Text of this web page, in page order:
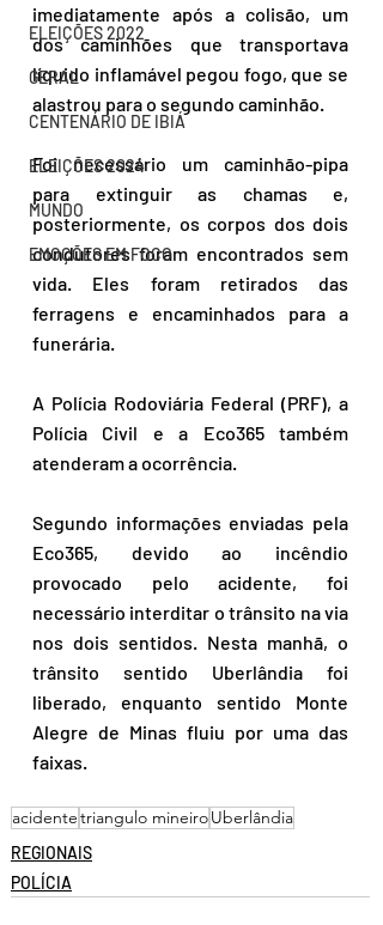
ELEIÇÕES 2022
GERAL
CENTENÁRIO DE IBIÁ
ELEIÇÕES 2024
MUNDO
EMOÇÕES EM FOCO
imediatamente após a colisão, um
dos caminhões que transportava
líquido inflamável pegou fogo, que se
alastrou para o segundo caminhão.
Foi necessário um caminhão-pipa
para extinguir as chamas e,
posteriormente, os corpos dos dois
condutores foram encontrados sem
vida. Eles foram retirados das
ferragens e encaminhados para a
funerária.
A Polícia Rodoviária Federal (PRF), a
Polícia Civil e a Eco365 também
atenderam a ocorrência.
Segundo informações enviadas pela
Eco365, devido ao incêndio
provocado pelo acidente, foi
necessário interditar o trânsito na via
nos dois sentidos. Nesta manhã, o
trânsito sentido Uberlândia foi
liberado, enquanto sentido Monte
Alegre de Minas fluiu por uma das
faixas.
acidentetriangulo mineiroUberlândia
REGIONAIS
POLÍCIA